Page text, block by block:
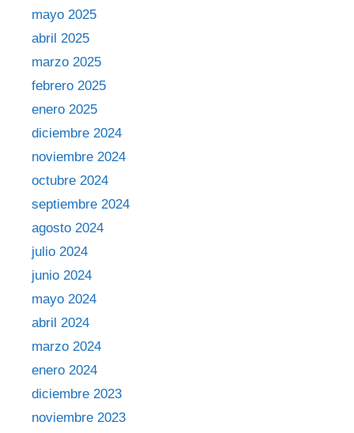
mayo 2025
abril 2025
marzo 2025
febrero 2025
enero 2025
diciembre 2024
noviembre 2024
octubre 2024
septiembre 2024
agosto 2024
julio 2024
junio 2024
mayo 2024
abril 2024
marzo 2024
enero 2024
diciembre 2023
noviembre 2023